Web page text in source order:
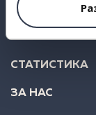
ВЗЕМИ
ИНВЕСТИРАЙ
СТАТИСТИКА
ЗА НАС